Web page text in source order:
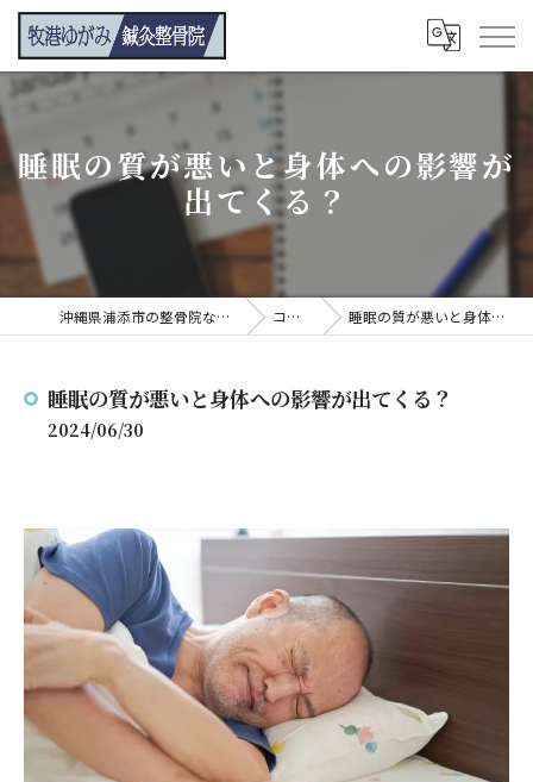
睡眠の質が悪いと身体への影響が
出てくる？
沖縄県浦添市の整骨院なら牧港ゆがみ鍼灸整骨院 コンテンツ 睡眠の質が悪いと身体への影響が出てくる？
睡眠の質が悪いと身体への影響が出てくる？
2024/06/30